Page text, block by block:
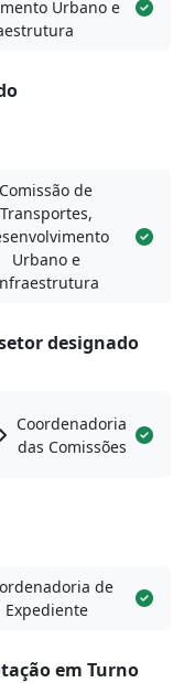
Urbano e
Comissão de
Transportes,
Urbano e
designado
Coordenadoria
das Comissões
de
Expediente
em Turno